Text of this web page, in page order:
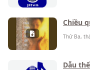
Chiều
Thứ Ba,
Dẫu thế